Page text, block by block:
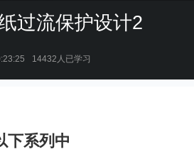
过流保护设计2
14432人已学习
下系列中